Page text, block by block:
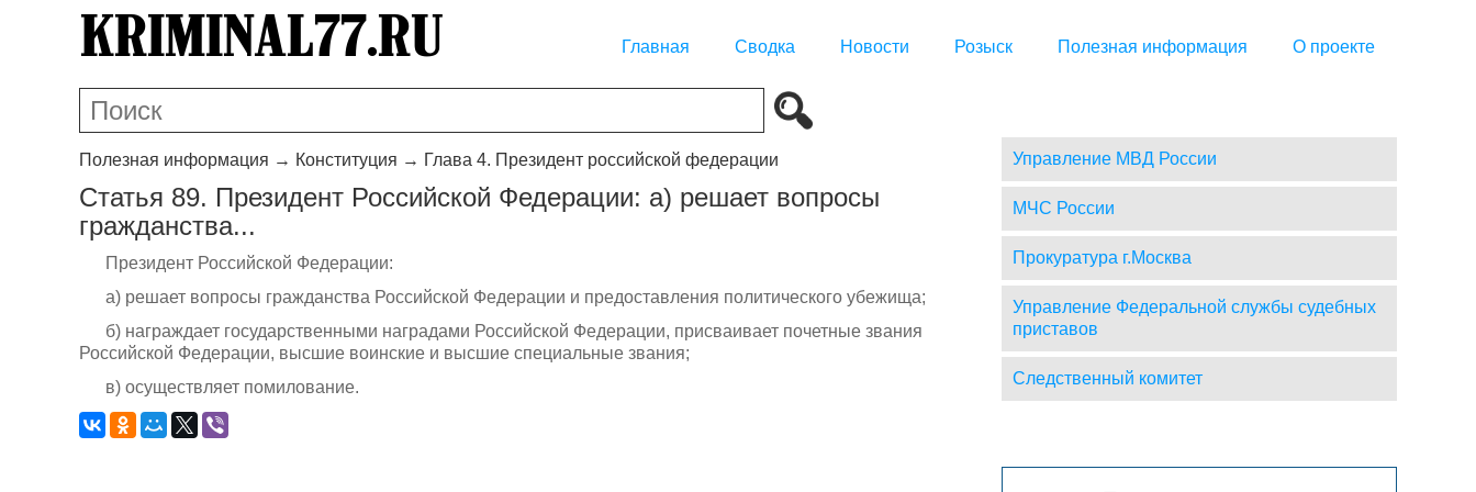
Главная Сводка Новости Розыск Полезная информация О проекте
Полезная информация → Конституция → Глава 4. Президент российской федерации
Статья 89. Президент Российской Федерации: а) решает вопросы
гражданства...
Президент Российской Федерации:
а) решает вопросы гражданства Российской Федерации и предоставления политического убежища;
б) награждает государственными наградами Российской Федерации, присваивает почетные звания
Российской Федерации, высшие воинские и высшие специальные звания;
в) осуществляет помилование.
Управление МВД России
МЧС России
Прокуратура г.Москва
Управление Федеральной службы судебных
приставов
Следственный комитет